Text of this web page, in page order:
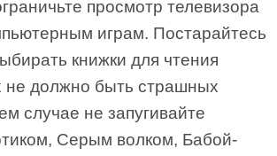
просмотр телевизора
играм. Постарайтесь
книжки для чтения
не должно быть страшных
случае не запугивайте
Серым волком, Бабой-